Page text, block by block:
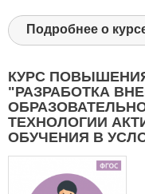
Подробнее о
КУРС
"РАЗРАБОТКА
ТЕХНОЛОГИИ
ОБУЧЕНИЯ В